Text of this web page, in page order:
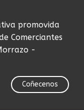
promovida
Comerciantes
-
Coñecenos